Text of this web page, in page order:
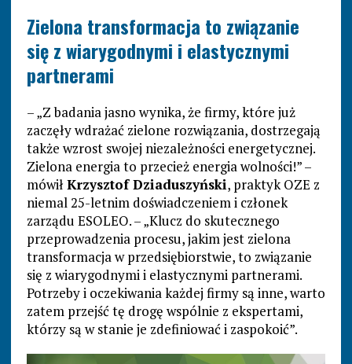
Zielona transformacja to związanie
się z wiarygodnymi i elastycznymi
partnerami
– „Z badania jasno wynika, że firmy, które już
zaczęły wdrażać zielone rozwiązania, dostrzegają
także wzrost swojej niezależności energetycznej.
Zielona energia to przecież energia wolności!” –
mówiłKrzysztof Dziaduszyński, praktyk OZE z
niemal 25-letnim doświadczeniem i członek
zarządu ESOLEO. – „Klucz do skutecznego
przeprowadzenia procesu, jakim jest zielona
transformacja w przedsiębiorstwie, to związanie
się z wiarygodnymi i elastycznymi partnerami.
Potrzeby i oczekiwania każdej firmy są inne, warto
zatem przejść tę drogę wspólnie z ekspertami,
którzy są w stanie je zdefiniować i zaspokoić”.